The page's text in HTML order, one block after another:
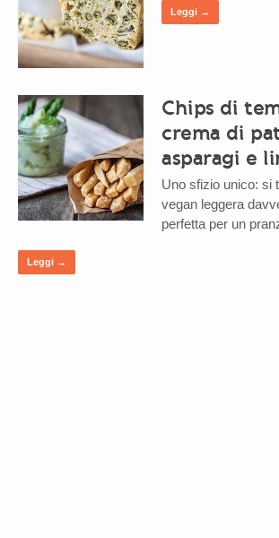
Leggi →
Chips di
crema di
asparagi e
Uno sfizio unico: si
vegan leggera
perfetta per un
Leggi →